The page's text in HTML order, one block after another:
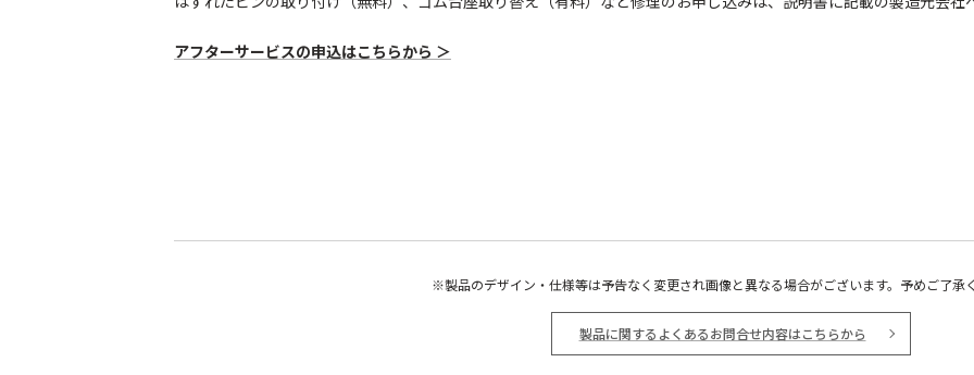
アフターサービスの申込はこちらから ＞
※製品のデザイン・仕様等は予告なく変更され画像と異なる場合がございます。予めご了承く
製品に関するよくあるお問合せ内容はこちらから